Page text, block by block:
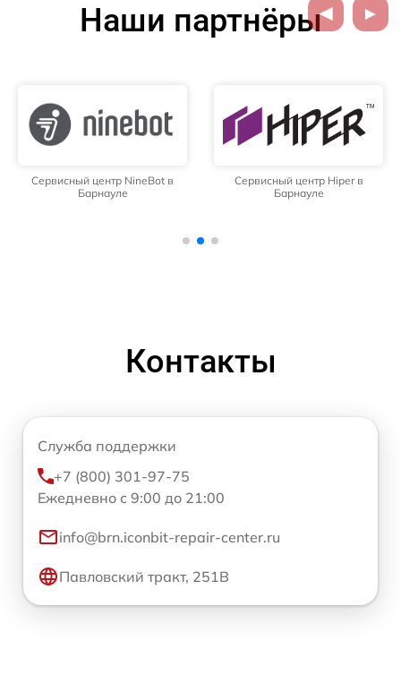
Наши партнёры
Сервисный центр NineBot в
Барнауле
Сервисный центр Hiper в
Барнауле
Контакты
Служба поддержки
+7 (800) 301-97-75
Ежедневно с 9:00 до 21:00
info@brn.iconbit-repair-center.ru
Павловский тракт, 251В